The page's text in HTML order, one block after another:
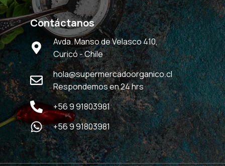
Contáctanos
Avda. Manso de Velasco 410,
Curicó - Chile
hola@supermercadoorganico.cl
Respondemos en 24 hrs
+56 9 91803981
+56 9 91803981